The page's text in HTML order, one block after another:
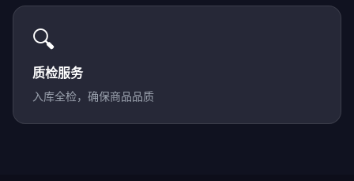
🔍
质检服务
入库全检，确保商品品质